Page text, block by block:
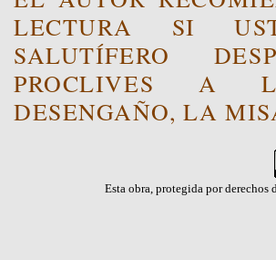
LECTURA SI
SALUTÍFERO
PROCLIVES A
DESENGAÑO, LA
Esta obra, protegida por derechos